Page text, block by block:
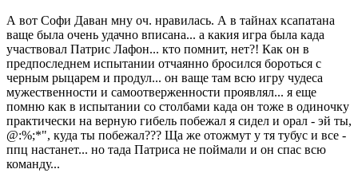
А вот Софи Даван мну оч. нравилась. А в тайнах ксапатана
ваще была очень удачно вписана... а какия игра была када
участвовал Патрис Лафон... кто помнит, нет?! Как он в
предпоследнем испытании отчаянно бросился бороться с
черным рыцарем и продул... он ваще там всю игру чудеса
мужественности и самоотверженности проявлял... я еще
помню как в испытании со столбами када он тоже в одиночку
практически на верную гибель побежал я сидел и орал - эй ты,
@:%;*", куда ты побежал??? Ща же отожмут у тя тубус и все -
ппц настанет... но тада Патриса не поймали и он спас всю
команду...